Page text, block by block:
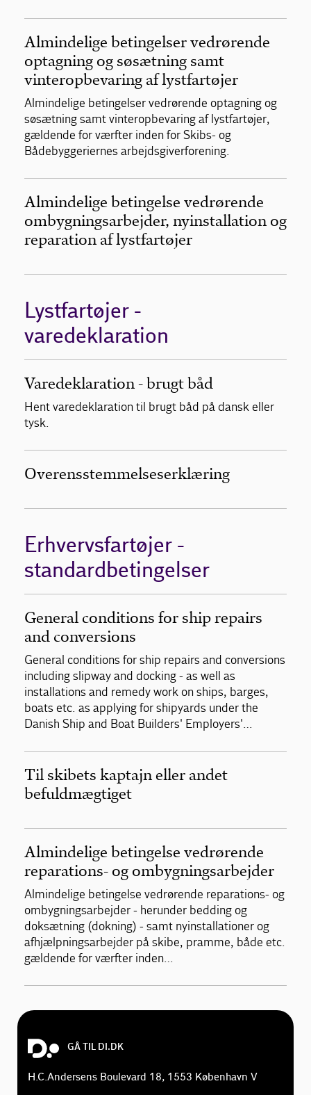
Almindelige betingelser vedrørende
optagning og søsætning samt
vinteropbevaring af lystfartøjer
Almindelige betingelser vedrørende optagning og
søsætning samt vinteropbevaring af lystfartøjer,
gældende for værfter inden for Skibs- og
Bådebyggeriernes arbejdsgiverforening.
Almindelige betingelse vedrørende
ombygningsarbejder, nyinstallation og
reparation af lystfartøjer
Lystfartøjer -
varedeklaration
Varedeklaration - brugt båd
Hent varedeklaration til brugt båd på dansk eller
tysk.
Overensstemmelseserklæring
Erhvervsfartøjer -
standardbetingelser
General conditions for ship repairs
and conversions
General conditions for ship repairs and conversions
including slipway and docking - as well as
installations and remedy work on ships, barges,
boats etc. as applying for shipyards under the
Danish Ship and Boat Builders' Employers'…
Til skibets kaptajn eller andet
befuldmægtiget
Almindelige betingelse vedrørende
reparations- og ombygningsarbejder
Almindelige betingelse vedrørende reparations- og
ombygningsarbejder - herunder bedding og
doksætning (dokning) - samt nyinstallationer og
afhjælpningsarbejder på skibe, pramme, både etc.
gældende for værfter inden…
GÅ TIL DI.DK
H.C.Andersens Boulevard 18, 1553 København V